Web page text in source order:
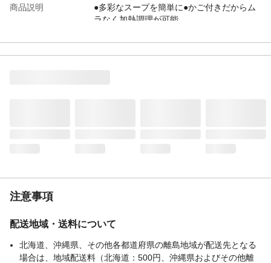
商品説明
●多彩なスープを簡単に●かご付きだからム
ラなく加熱調理が可能
注意事項
配送地域・送料について
北海道、沖縄県、その他各都道府県の離島地域が配送先となる
場合は、地域配送料（北海道：500円、沖縄県およびその他離